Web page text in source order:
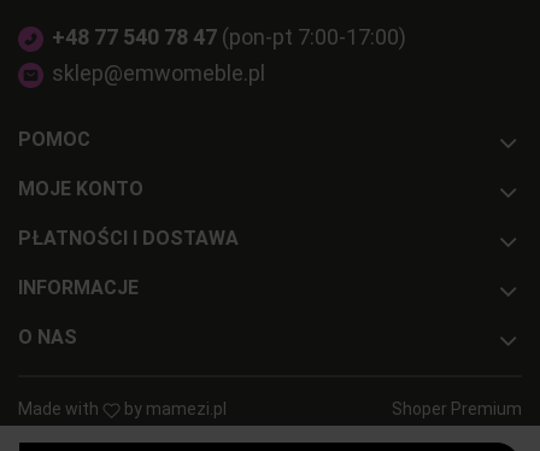
+48 77 540 78 47 (pon-pt 7:00-17:00)
sklep@emwomeble.pl
POMOC
MOJE KONTO
PŁATNOŚCI I DOSTAWA
INFORMACJE
O NAS
Made with by mamezi.pl Shoper Premium